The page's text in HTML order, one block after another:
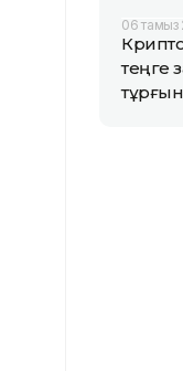
06 тамыз
теңге